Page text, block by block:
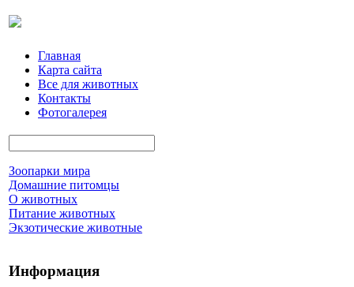
Главная
Карта сайта
Все для животных
Контакты
Фотогалерея
Зоопарки мира
Домашние питомцы
О животных
Питание животных
Экзотические животные
Информация